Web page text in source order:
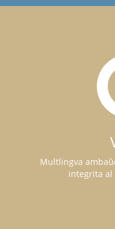
Multlingva
integrita al